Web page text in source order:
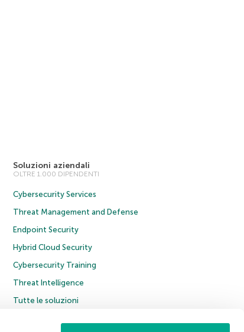
Soluzioni aziendali
OLTRE 1.000 DIPENDENTI
Cybersecurity Services
Threat Management and Defense
Endpoint Security
Hybrid Cloud Security
Cybersecurity Training
Threat Intelligence
Tutte le soluzioni